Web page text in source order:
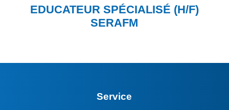
EDUCATEUR SPÉCIALISÉ (H/F)
SERAFM
Service